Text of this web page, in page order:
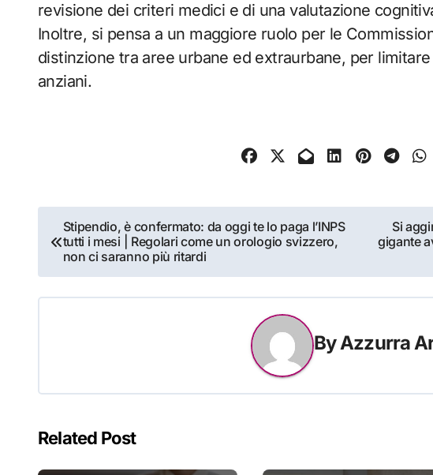
revisione dei criteri medici e di una valutazione
Inoltre, si pensa a un maggiore ruolo per le
distinzione tra aree urbane ed extraurbane, per
anziani.
Navigazione
articoli
Stipendio, è confermato: da oggi te lo paga l’INPS
tutti i mesi | Regolari come un orologio svizzero,
non ci saranno più ritardi
Si
gigante
ByAzzurra
Related Post